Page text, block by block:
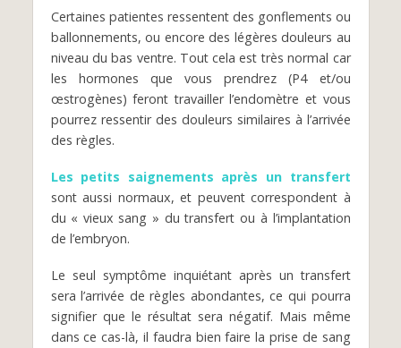
Certaines patientes ressentent des gonflements ou
ballonnements, ou encore des légères douleurs au
niveau du bas ventre. Tout cela est très normal car
les hormones que vous prendrez (P4 et/ou
œstrogènes) feront travailler l’endomètre et vous
pourrez ressentir des douleurs similaires à l’arrivée
des règles.
Les petits saignements après un transfert
sont aussi normaux, et peuvent correspondent à
du « vieux sang » du transfert ou à l’implantation
de l’embryon.
Le seul symptôme inquiétant après un transfert
sera l’arrivée de règles abondantes, ce qui pourra
signifier que le résultat sera négatif. Mais même
dans ce cas-là, il faudra bien faire la prise de sang